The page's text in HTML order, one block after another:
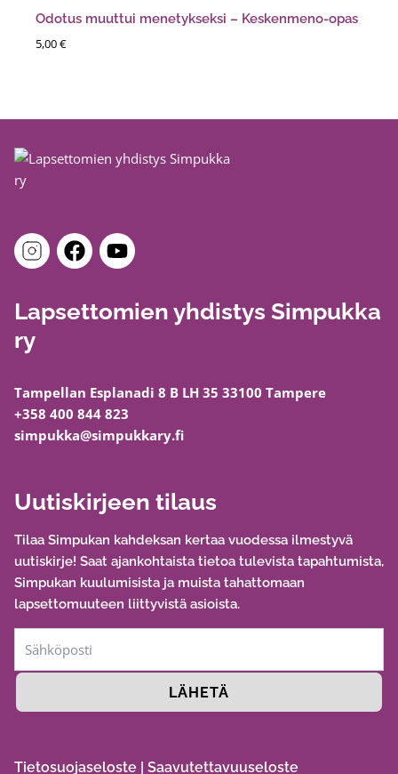
Odotus muuttui menetykseksi – Keskenmeno-opas
5,00€
Lapsettomien yhdistys Simpukka
ry
Tampellan Esplanadi 8 B LH 35 33100 Tampere
+358 400 844 823
simpukka@simpukkary.fi
Uutiskirjeen tilaus
Tilaa Simpukan kahdeksan kertaa vuodessa ilmestyvä
uutiskirje! Saat ajankohtaista tietoa tulevista tapahtumista,
Simpukan kuulumisista ja muista tahattomaan
lapsettomuuteen liittyvistä asioista.
LÄHETÄ
Tietosuojaseloste Saavutettavuuseloste